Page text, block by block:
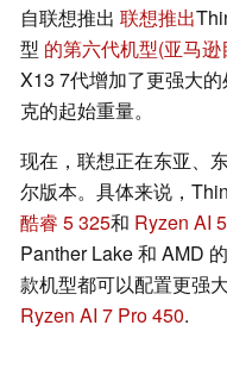
自联想推出 联想推出
型 的第六代机型(亚马逊
X13 7代增加了更强大
克的起始重量。
现在，联想正在东亚、
尔版本。具体来说，
酷睿 5 325和 Ryzen AI
Panther Lake 和 AMD
款机型都可以配置更强
Ryzen AI 7 Pro 450.